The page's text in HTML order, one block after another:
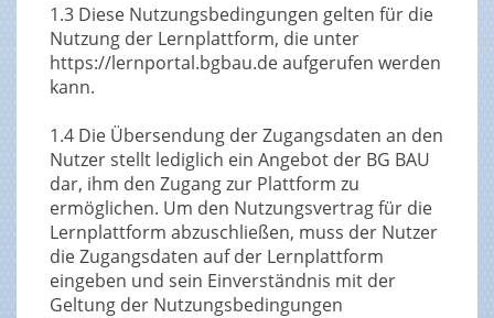
1.3 Diese Nutzungsbedingungen gelten für die
Nutzung der Lernplattform, die unter
https://lernportal.bgbau.de aufgerufen werden
kann.
1.4 Die Übersendung der Zugangsdaten an den
Nutzer stellt lediglich ein Angebot der BG BAU
dar, ihm den Zugang zur Plattform zu
ermöglichen. Um den Nutzungsvertrag für die
Lernplattform abzuschließen, muss der Nutzer
die Zugangsdaten auf der Lernplattform
eingeben und sein Einverständnis mit der
Geltung der Nutzungsbedingungen